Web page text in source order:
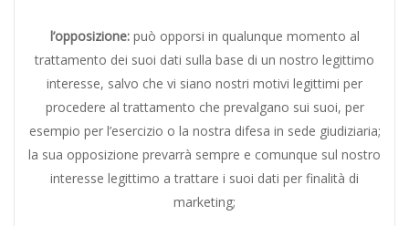
l’opposizione:può opporsi in qualunque momento al
trattamento dei suoi dati sulla base di un nostro legittimo
interesse, salvo che vi siano nostri motivi legittimi per
procedere al trattamento che prevalgano sui suoi, per
esempio per l’esercizio o la nostra difesa in sede giudiziaria;
la sua opposizione prevarrà sempre e comunque sul nostro
interesse legittimo a trattare i suoi dati per finalità di
marketing;